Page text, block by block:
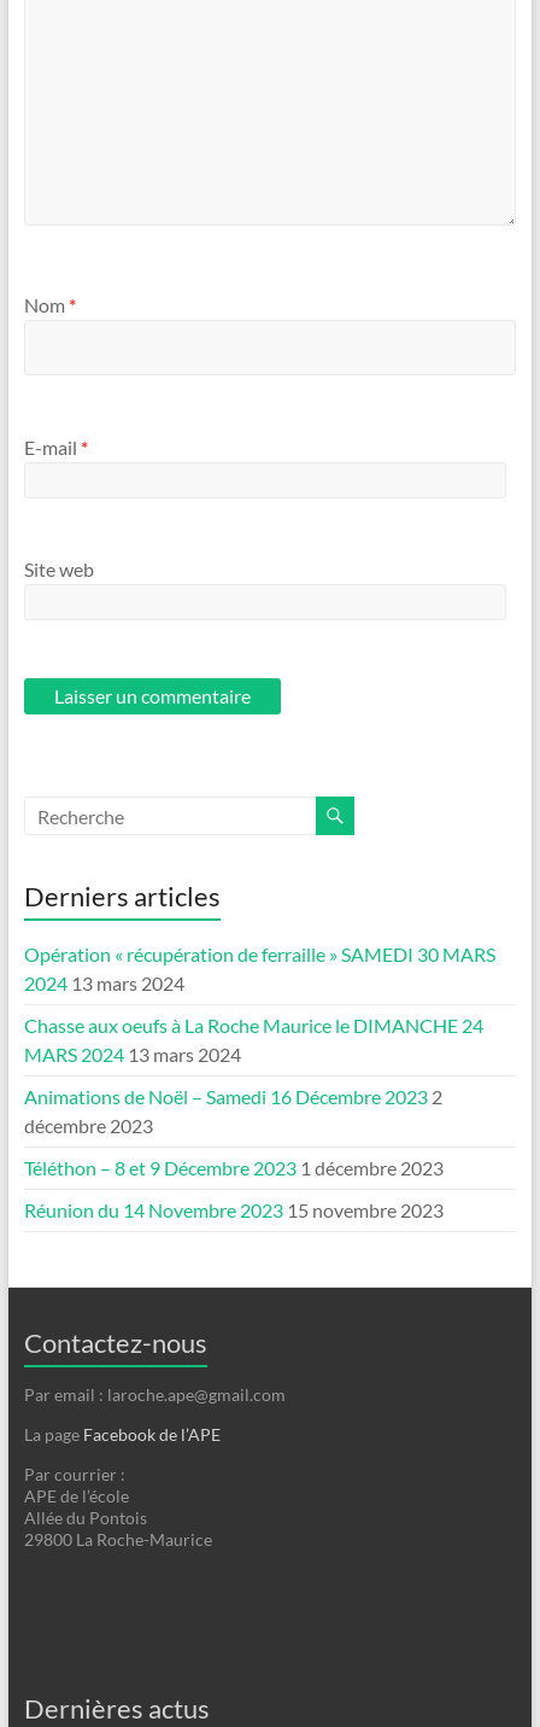
Nom *
E-mail *
Site web
Derniers articles
Opération « récupération de ferraille » SAMEDI 30 MARS
2024 13 mars 2024
Chasse aux oeufs à La Roche Maurice le DIMANCHE 24
MARS 2024 13 mars 2024
Animations de Noël – Samedi 16 Décembre 2023 2
décembre 2023
Téléthon – 8 et 9 Décembre 2023 1 décembre 2023
Réunion du 14 Novembre 2023 15 novembre 2023
Contactez-nous
Par email : laroche.ape@gmail.com
La page Facebook de l’APE
Par courrier :
APE de l’école
Allée du Pontois
29800 La Roche-Maurice
Dernières actus